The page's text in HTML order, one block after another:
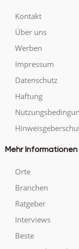
Kontakt
Über uns
Werben
Impressum
Datenschutz
Haftung
Mehr Informationen
Orte
Branchen
Ratgeber
Interviews
Beste